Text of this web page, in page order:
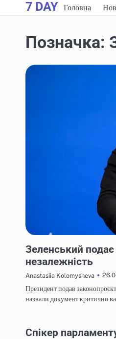
to
7 DAY Головна
Позначка:
Зеленський
незалежність
Anastasiia Kolomysheva
Президент подав
назвали документ критично
Спікер